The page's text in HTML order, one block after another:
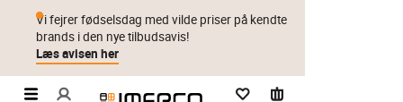
Vi fejrer fødselsdag med vilde priser på kendte
brands i den nye tilbudsavis!
Læs avisen her